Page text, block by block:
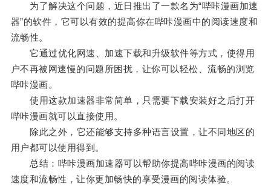
为了解决这个问题，近日推出了一款名为“哔咔漫画加速
器”的软件，它可以有效的提高你在哔咔漫画中的阅读速度和
流畅性。
它通过优化网速、加速下载和升级软件等方式，使得用
户不再被网速慢的问题所困扰，让你可以轻松、流畅的浏览
哔咔漫画。
使用这款加速器非常简单，只需要下载安装好之后打开
哔咔漫画就可以直接使用。
除此之外，它还能够支持多种语言设置，让不同地区的
用户都可以使用得到。
总结：哔咔漫画加速器可以帮助你提高哔咔漫画的阅读
速度和流畅性，让你更加畅快的享受漫画的阅读体验。